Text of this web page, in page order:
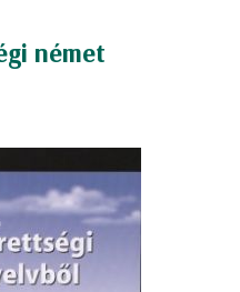
német